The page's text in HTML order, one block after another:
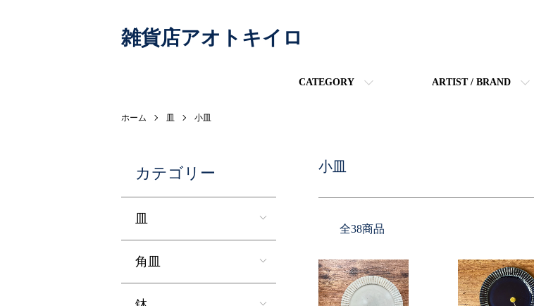
雑貨店アオトキイロ
CATEGORY ARTIST / BRAND
ホーム 皿 小皿
小皿
全38商品
カテゴリー
角皿